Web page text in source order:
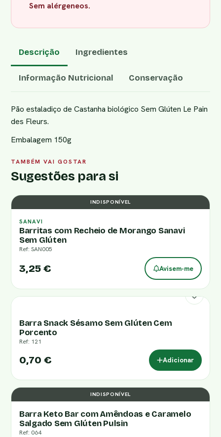
Sem alérgeneos.
Descrição Ingredientes
Informação Nutricional Conservação
Pão estaladiço de Castanha biológico Sem Glúten Le Pain
des Fleurs.
Embalagem 150g
TAMBÉM VAI GOSTAR
Sugestões para si
INDISPONÍVEL
SANAVI
Barritas com Recheio de Morango Sanavi
Sem Glúten
Ref: SAN005
3,25 € Avisem-me
Barra Snack Sésamo Sem Glúten Cem
Porcento
Ref: 121
0,70 € Adicionar
INDISPONÍVEL
Barra Keto Bar com Amêndoas e Caramelo
Salgado Sem Glúten Pulsin
Ref: 064